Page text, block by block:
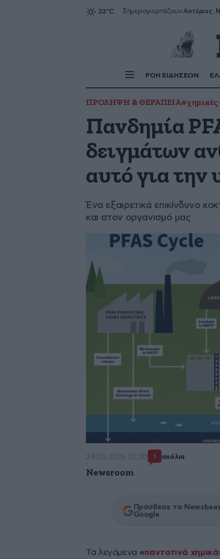
Σήμεραγιορτάζουν:Αστέριος,
ΡΟΗ ΕΙΔΗΣΕΩΝ
ΠΡΟΛΗΨΗ & ΘΕΡΑΠΕΙΑ#χημικές
Πανδημία
δειγμάτων
αυτό για την
Ένα εξαιρετικά επικίνδυνο
και στον οργανισμό μας
24·05·2026 07:30 1 σχόλια
Newsroom
Πρόσθεσε το
Google
Τα λεγόμενα «παντοτινά χημικά